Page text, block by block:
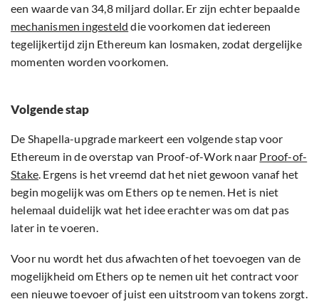
een waarde van 34,8 miljard dollar. Er zijn echter bepaalde
mechanismen ingesteld die voorkomen dat iedereen
tegelijkertijd zijn Ethereum kan losmaken, zodat dergelijke
momenten worden voorkomen.
Volgende stap
De Shapella-upgrade markeert een volgende stap voor
Ethereum in de overstap van Proof-of-Work naar Proof-of-
Stake. Ergens is het vreemd dat het niet gewoon vanaf het
begin mogelijk was om Ethers op te nemen. Het is niet
helemaal duidelijk wat het idee erachter was om dat pas
later in te voeren.
Voor nu wordt het dus afwachten of het toevoegen van de
mogelijkheid om Ethers op te nemen uit het contract voor
een nieuwe toevoer of juist een uitstroom van tokens zorgt.